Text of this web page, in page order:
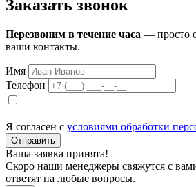
Заказать звонок
Перезвоним в течение часа — просто
ваши контакты.
Имя
Телефон
Я согласен с условиями обработки
Отправить
Ваша заявка принята!
Скоро наши менеджеры свяжутся с
ответят на любые вопросы.